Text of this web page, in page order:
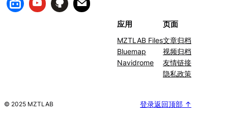
应用
MZTLAB Files
Bluemap
Navidrome
页面
文章归档
视频归档
友情链接
隐私政策
© 2025 MZTLAB 登录返回顶部 ↑